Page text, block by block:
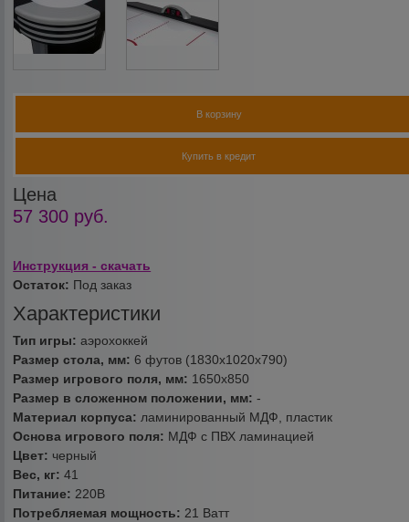
Инструкция - скачать
Остаток: Под заказ
Характеристики
Тип игры:аэрохоккей
Размер стола, мм:6 футов (1830х1020х790)
Размер игрового поля, мм: 1650х850
Размер в сложенном положении, мм:-
Материал корпуса: ламинированный МДФ, пластик
Основа игрового поля: МДФ с ПВХ ламинацией
Цвет: черный
Вес, кг:41
Питание: 220В
Потребляемая мощность: 21 Ватт
Цена
57 300 руб.
В корзину
Купить в кредит